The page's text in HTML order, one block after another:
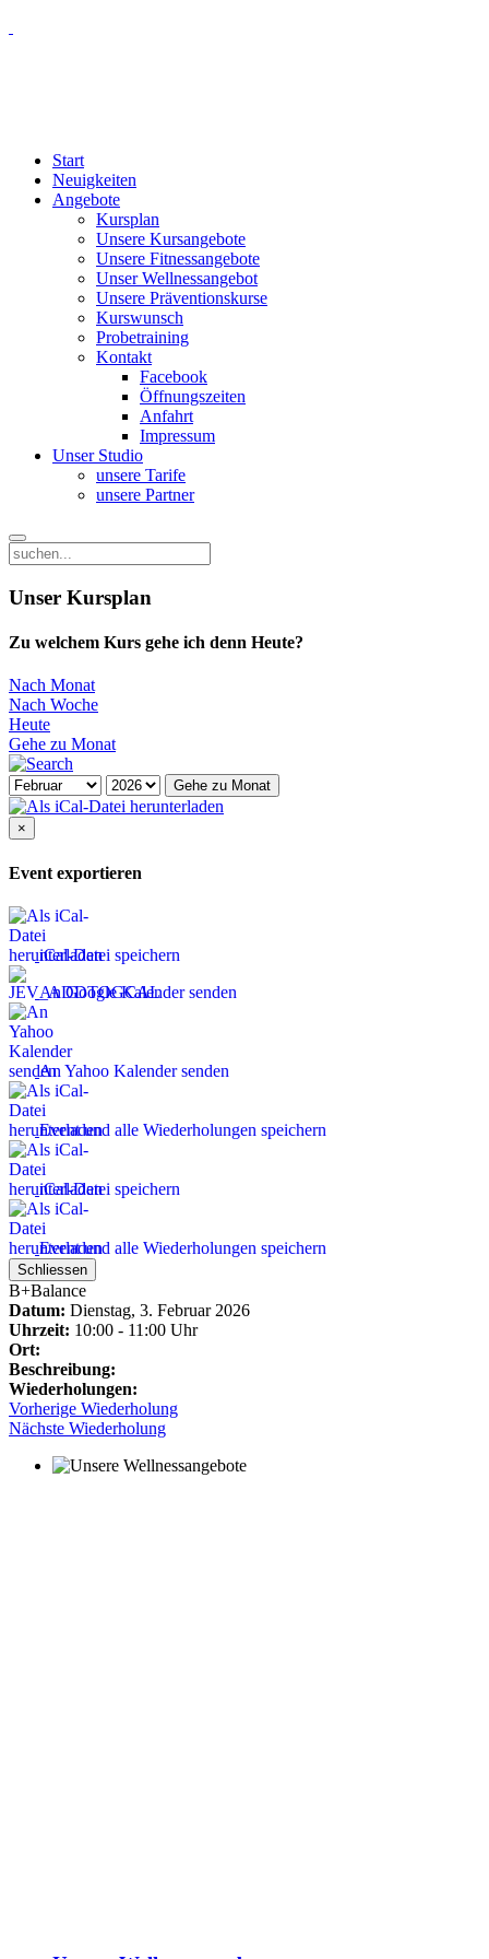
Start
Neuigkeiten
Angebote
Kursplan
Unsere Kursangebote
Unsere Fitnessangebote
Unser Wellnessangebot
Unsere Präventionskurse
Kurswunsch
Probetraining
Kontakt
Facebook
Öffnungszeiten
Anfahrt
Impressum
Unser Studio
unsere Tarife
unsere Partner
Unser Kursplan
Zu welchem Kurs gehe ich denn Heute?
Nach Monat
Nach Woche
Heute
Gehe zu Monat
Gehe zu Monat
×
Event exportieren
iCal-Datei speichern
An Google Kalender senden
An Yahoo Kalender senden
Event und alle Wiederholungen speichern
iCal-Datei speichern
Event und alle Wiederholungen speichern
Schliessen
B+Balance
Datum: Dienstag, 3. Februar 2026
Uhrzeit: 10:00 - 11:00 Uhr
Ort:
Beschreibung:
Wiederholungen:
Vorherige Wiederholung
Nächste Wiederholung